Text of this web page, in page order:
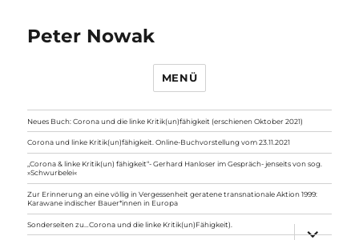
Peter Nowak
MENÜ
Neues Buch: Corona und die linke Kritik(un)fähigkeit (erschienen Oktober 2021)
Corona und linke Kritik(un)fähigkeit. Online-Buchvorstellung vom 23.11.2021
„Corona & linke Kritik(un) fähigkeit“- Gerhard Hanloser im Gespräch- jenseits von sog.
»Schwurbelei«
Zur Erinnerung an eine völlig in Vergessenheit geratene transnationale Aktion 1999:
Karawane indischer Bauer*innen in Europa
Sonderseiten zu…Corona und die linke Kritik(un)Fähigkeit).